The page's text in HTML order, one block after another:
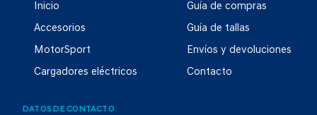
Inicio
Accesorios
MotorSport
Cargadores eléctricos
Guía de compras
Guía de tallas
Envíos y devoluciones
Contacto
DATOS DE CONTACTO